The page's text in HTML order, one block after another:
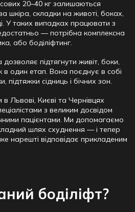
20–40 кг залишаються
шкіра, складки на животі, боках,
У таких випадках працювати з
— потрібна комплексна
, або боділіфтинг.
дозволяє підтягнути живіт, боки,
в один етап. Вона поєднує в собі
, підтяжки сідниць і бічних зон.
в Львові, Києві та Чернівцях
з великим досвідом
пацієнтами. Ми допомагаємо
шлях схуднення — і тепер
нарешті відповідає прикладеним
боділіфт?